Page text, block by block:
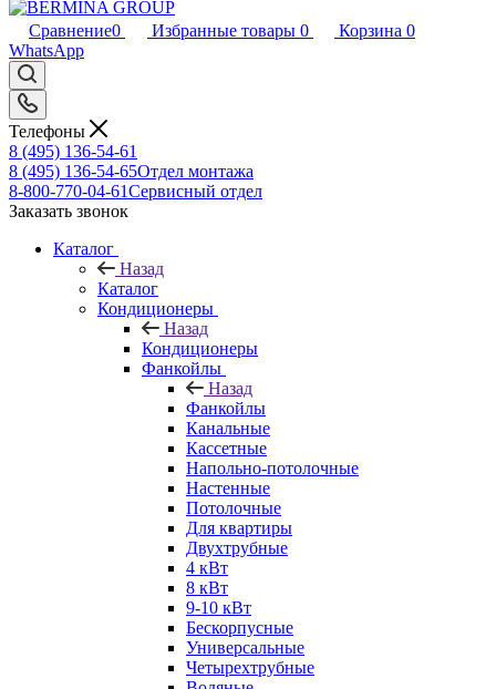
Сравнение0 Избранные товары 0 Корзина 0
WhatsApp
Телефоны
8 (495) 136-54-61
8 (495) 136-54-65Отдел монтажа
8-800-770-04-61Сервисный отдел
Заказать звонок
Каталог
Назад
Каталог
Кондиционеры
Назад
Кондиционеры
Фанкойлы
Назад
Фанкойлы
Канальные
Кассетные
Напольно-потолочные
Настенные
Потолочные
Для квартиры
Двухтрубные
4 кВт
8 кВт
9-10 кВт
Бескорпусные
Универсальные
Четырехтрубные